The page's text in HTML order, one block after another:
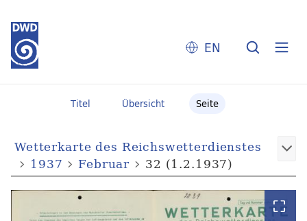
EN
Titel Übersicht Seite
Wetterkarte des Reichswetterdienstes
1937
Februar 32 (1.2.1937)